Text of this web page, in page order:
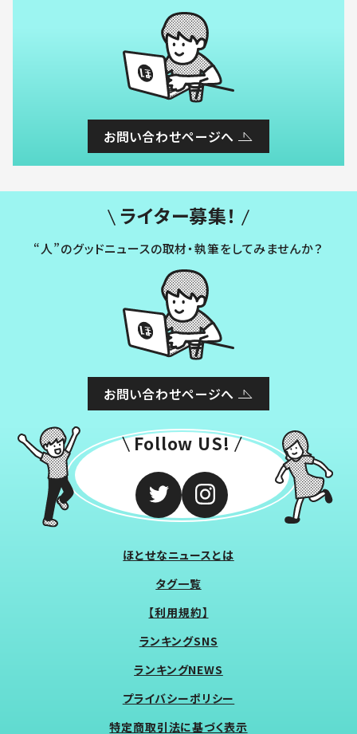
お問い合わせページへ
ライター募集！
“人”のグッドニュースの取材・執筆をしてみませんか？
お問い合わせページへ
Follow US!
ほとせなニュースとは
タグ一覧
【利用規約】
ランキングSNS
ランキングNEWS
プライバシーポリシー
特定商取引法に基づく表示